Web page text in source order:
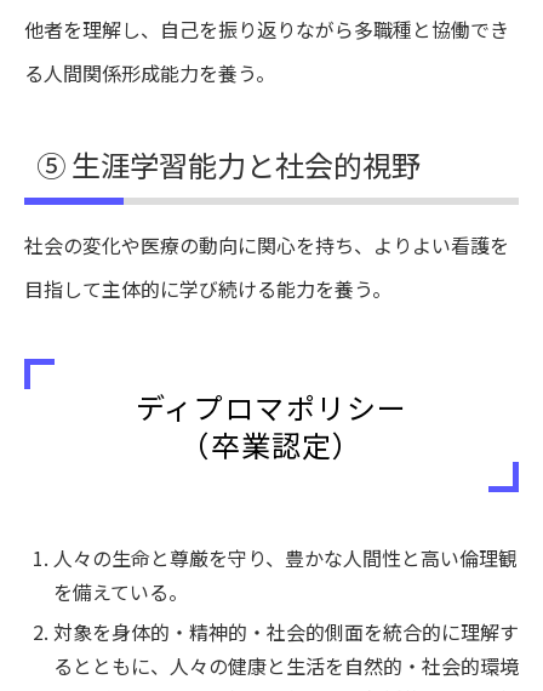
他者を理解し、自己を振り返りながら多職種と協働でき
る人間関係形成能力を養う。
⑤ 生涯学習能力と社会的視野
社会の変化や医療の動向に関心を持ち、よりよい看護を
目指して主体的に学び続ける能力を養う。
ディプロマポリシー
（卒業認定）
人々の生命と尊厳を守り、豊かな人間性と高い倫理観
を備えている。
対象を身体的・精神的・社会的側面を統合的に理解す
るとともに、人々の健康と生活を自然的・社会的環境